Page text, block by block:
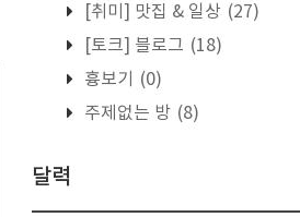
[취미] 맛집 & 일상 (27)
[토크] 블로그 (18)
흉보기
(0)
주제없는 방 (8)
달력